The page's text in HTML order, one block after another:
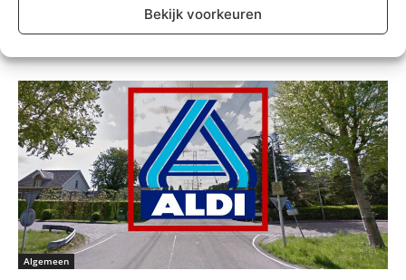
Bekijk voorkeuren
Redactie - 6 november 2019 0
Algemeen